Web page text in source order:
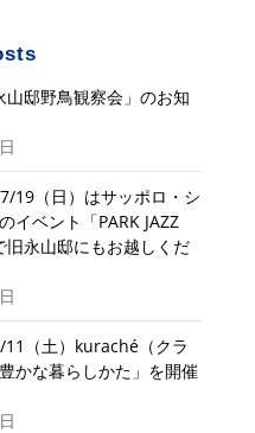
邸野鳥観察会」のお知
19（日）はサッポロ・シ
イベント「PARK JAZZ
旧永山邸にもお越しくだ
（土）kuraché（クラ
かな暮らしかた」を開催